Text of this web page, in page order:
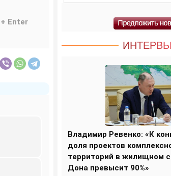
Enter
Владимир Ревенко: «К
доля проектов
территорий в жилищном
Дона превысит 90%»